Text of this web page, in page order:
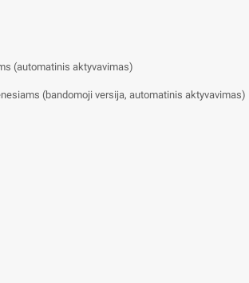
(automatinis aktyvavimas)
(bandomoji versija, automatinis aktyvavimas)